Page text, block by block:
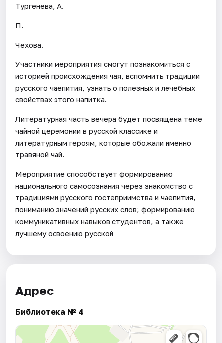
Тургенева, А.
П.
Чехова.
Участники мероприятия смогут познакомиться с
историей происхождения чая, вспомнить традиции
русского чаепития, узнать о полезных и лечебных
свойствах этого напитка.
Литературная часть вечера будет посвящена теме
чайной церемонии в русской классике и
литературным героям, которые обожали именно
травяной чай.
Мероприятие способствует формированию
национального самосознания через знакомство с
традициями русского гостеприимства и чаепития,
пониманию значений русских слов; формированию
коммуникативных навыков студентов, а также
лучшему освоению русской
Адрес
Библиотека № 4